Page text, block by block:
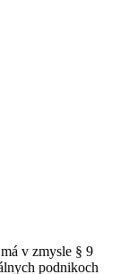
v zmysle § 9
podnikoch